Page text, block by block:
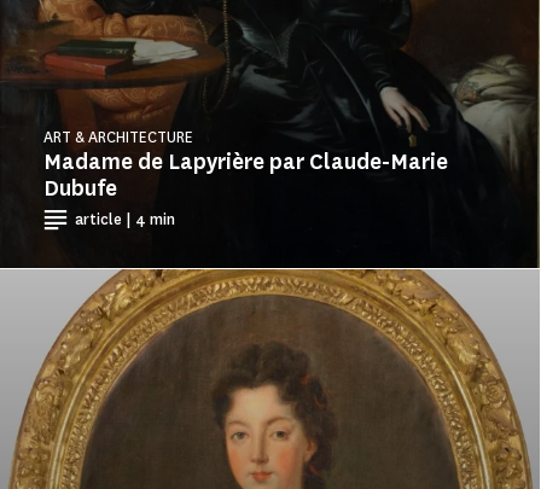
Madame de Lapyrière par Claude-Marie
Dubufe
ART & ARCHITECTURE
article | 4 min